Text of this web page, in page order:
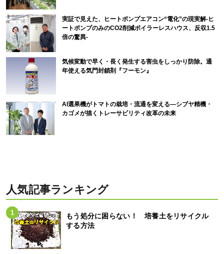
実証で見えた、ヒートポンプエアコン“電化”の現実解-ヒ
ートポンプのみのCO2削減ボイラーレスハウス、反収1.5
倍の驚異-
気候変動で早く・長く発生する害虫をしっかり防除。通
年使える気門封鎖剤『フーモン』
AI選果機がトマトの栽培・流通を変える―シブヤ精機・
カゴメが描くトレーサビリティ改革の未来
人気記事ランキング
もう処分に困らない！ 培養土をリサイクル
する方法